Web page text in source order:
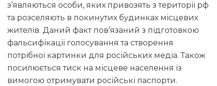
з’являються особи, яких привозять з території рф
та розселяють в покинутих будинках місцевих
жителів. Даний факт пов’язаний з підготовкою
фальсифікації голосування та створення
потрібної картинки для російських медіа. Також
посилюється тиск на місцеве населення із
вимогою отримувати російські паспорти.